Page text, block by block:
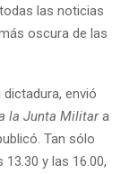
las noticias
oscura de las
envió
la Junta Militara
Tan sólo
y las 16.00,